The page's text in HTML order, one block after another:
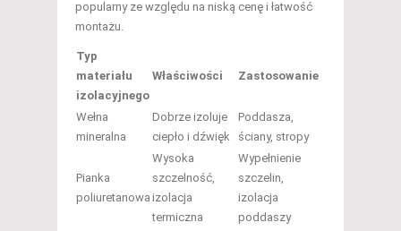
popularny ze względu na niską cenę i łatwość
montażu.
Typ
materiału
izolacyjnego
Właściwości Zastosowanie
Wełna
mineralna
Dobrze izoluje
ciepło i dźwięk
Poddasza,
ściany, stropy
Pianka
poliuretanowa
Wysoka
szczelność,
izolacja
termiczna
Wypełnienie
szczelin,
izolacja
poddaszy